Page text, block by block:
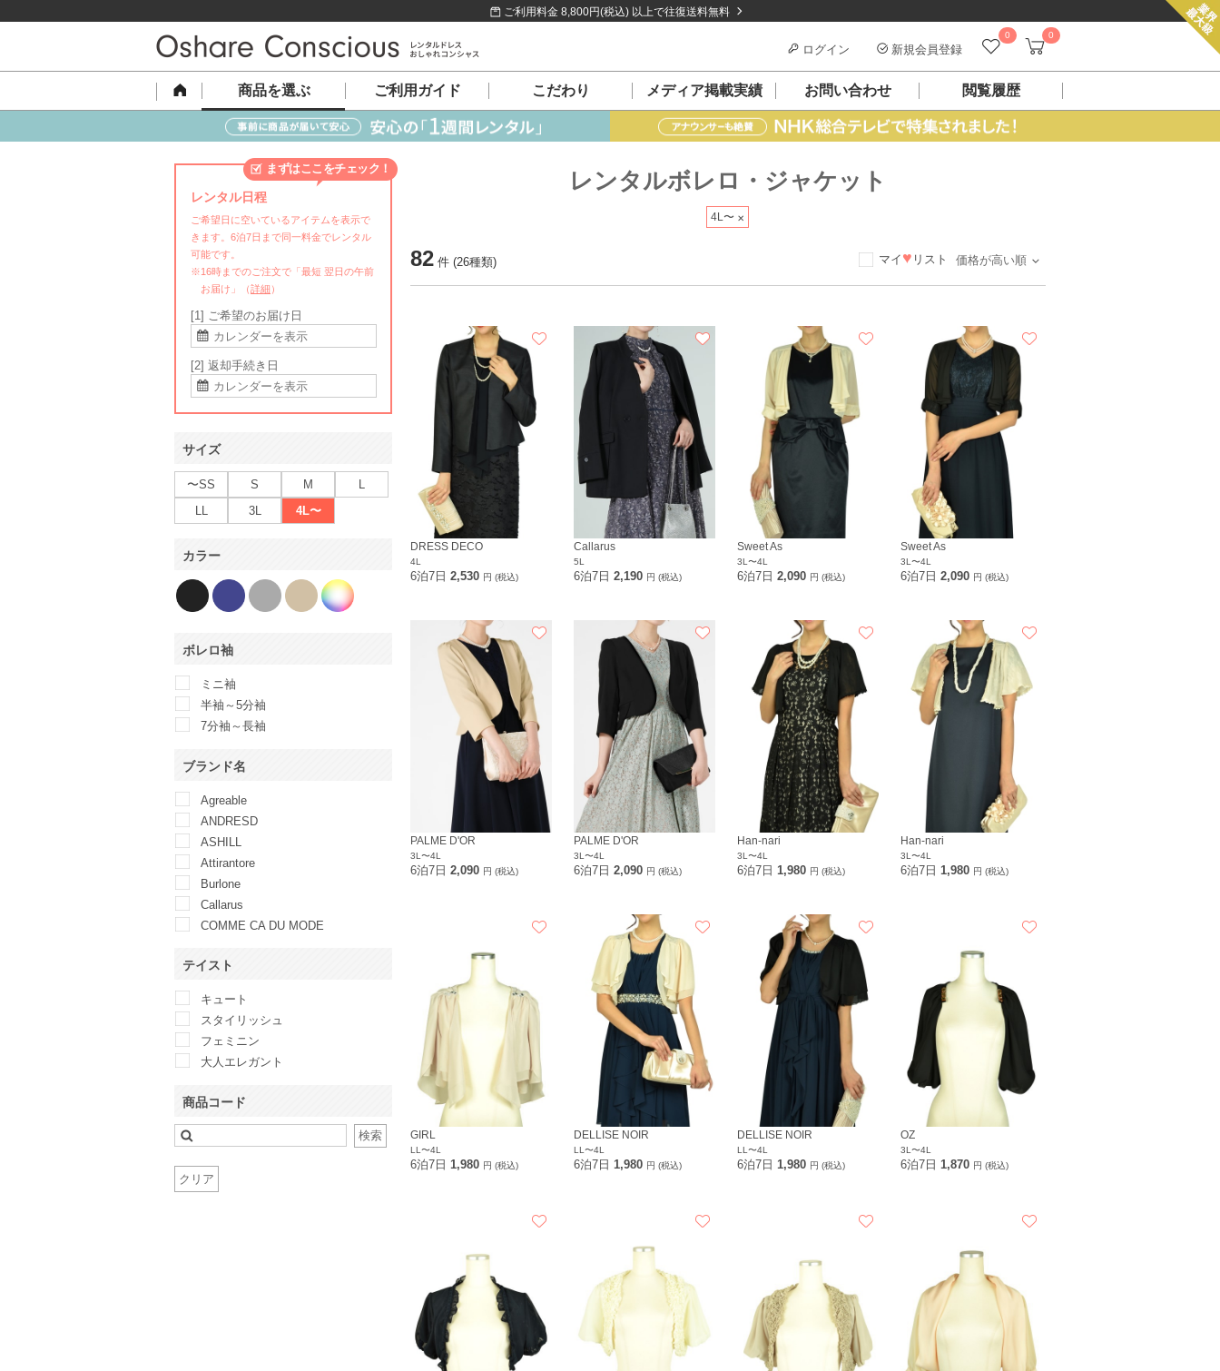
ご利用料金 8,800円(税込) 以上で往復送料無料
0 0
ログイン 新規会員登録
商品を選ぶ ご利用ガイド こだわり メディア掲載実績 お問い合わせ 閲覧履歴
レンタルボレロ・ジャケット
4L〜
82 件 (26種類) マイ ♥ リスト 価格が高い順
DRESS DECO
4L
6泊7日 2,530 円 (税込)
Callarus
5L
6泊7日 2,190 円 (税込)
Sweet As
3L〜4L
6泊7日 2,090 円 (税込)
Sweet As
3L〜4L
6泊7日 2,090 円 (税込)
PALME D'OR
3L〜4L
6泊7日 2,090 円 (税込)
PALME D'OR
3L〜4L
6泊7日 2,090 円 (税込)
Han-nari
3L〜4L
6泊7日 1,980 円 (税込)
Han-nari
3L〜4L
6泊7日 1,980 円 (税込)
GIRL
LL〜4L
6泊7日 1,980 円 (税込)
DELLISE NOIR
LL〜4L
6泊7日 1,980 円 (税込)
DELLISE NOIR
LL〜4L
6泊7日 1,980 円 (税込)
OZ
3L〜4L
6泊7日 1,870 円 (税込)
まずはここをチェック！
レンタル日程
ご希望日に空いているアイテムを表示で
きます。6泊7日まで同一料金でレンタル
可能です。
※16時までのご注文で「最短 翌日の午前
お届け」（詳細 ）
[1] ご希望のお届け日
[2] 返却手続き日
サイズ
〜SS S M
L
LL
3L 4L〜
カラー
ボレロ袖
ミニ袖
半袖～5分袖
7分袖～長袖
ブランド名
Agreable
ANDRESD
ASHILL
Attirantore
Burlone
Callarus
COMME CA DU MODE
DELLISE NOIR
DRESS DECO
EPOCA
GIRL
H・2・O
テイスト
キュート
スタイリッシュ
フェミニン
大人エレガント
商品コード
検索
クリア